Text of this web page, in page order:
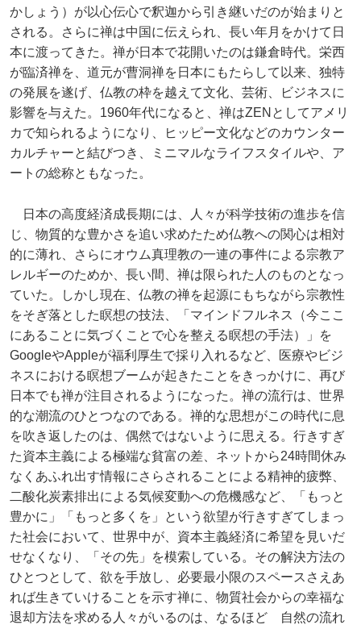
かしょう）が以心伝心で釈迦から引き継いだのが始まりと
される。さらに禅は中国に伝えられ、長い年月をかけて日
本に渡ってきた。禅が日本で花開いたのは鎌倉時代。栄西
が臨済禅を、道元が曹洞禅を日本にもたらして以来、独特
の発展を遂げ、仏教の枠を越えて文化、芸術、ビジネスに
影響を与えた。1960年代になると、禅はZENとしてアメリ
カで知られるようになり、ヒッピー文化などのカウンター
カルチャーと結びつき、ミニマルなライフスタイルや、ア
ートの総称ともなった。
日本の高度経済成長期には、人々が科学技術の進歩を信
じ、物質的な豊かさを追い求めたため仏教への関心は相対
的に薄れ、さらにオウム真理教の一連の事件による宗教ア
レルギーのためか、長い間、禅は限られた人のものとなっ
ていた。しかし現在、仏教の禅を起源にもちながら宗教性
をそぎ落とした瞑想の技法、「マインドフルネス（今ここ
にあることに気づくことで心を整える瞑想の手法）」を
GoogleやAppleが福利厚生で採り入れるなど、医療やビジ
ネスにおける瞑想ブームが起きたことをきっかけに、再び
日本でも禅が注目されるようになった。禅の流行は、世界
的な潮流のひとつなのである。禅的な思想がこの時代に息
を吹き返したのは、偶然ではないように思える。行きすぎ
た資本主義による極端な貧富の差、ネットから24時間休み
なくあふれ出す情報にさらされることによる精神的疲弊、
二酸化炭素排出による気候変動への危機感など、「もっと
豊かに」「もっと多くを」という欲望が行きすぎてしまっ
た社会において、世界中が、資本主義経済に希望を見いだ
せなくなり、「その先」を模索している。その解決方法の
ひとつとして、欲を手放し、必要最小限のスペースさえあ
れば生きていけることを示す禅に、物質社会からの幸福な
退却方法を求める人々がいるのは、なるほど゙自然の流れ